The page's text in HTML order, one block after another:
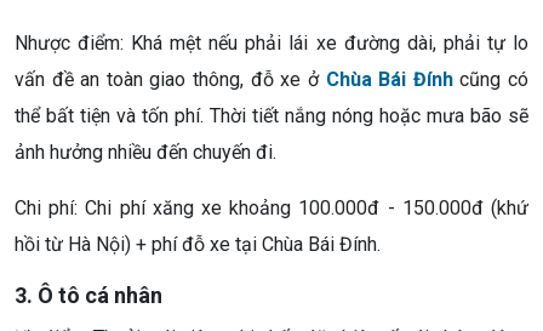
Nhược điểm: Khá mệt nếu phải lái xe đường dài, phải tự lo
vấn đề an toàn giao thông, đỗ xe ở Chùa Bái Đínhcũng có
thể bất tiện và tốn phí. Thời tiết nắng nóng hoặc mưa bão sẽ
ảnh hưởng nhiều đến chuyến đi.
Chi phí: Chi phí xăng xe khoảng 100.000đ - 150.000đ (khứ
hồi từ Hà Nội) + phí đỗ xe tại Chùa Bái Đính.
3. Ô tô cá nhân